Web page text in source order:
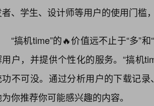
者、学生、设计师等用户的使用门槛
“搞机time”的🔥价值远不止于“多”
户，并提供个性化的服务。“搞机
不可没。通过分析用户的下载记
你推荐你可能感兴趣的内容。